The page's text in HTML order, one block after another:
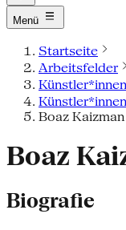
Menü
Startseite
Arbeitsfelder
Künstler*innen
Boaz Kaizman
Boaz
Biografie